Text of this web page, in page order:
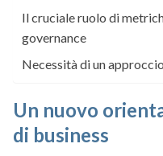
Il cruciale ruolo di
governance
Necessità di un
Un nuovo
di business